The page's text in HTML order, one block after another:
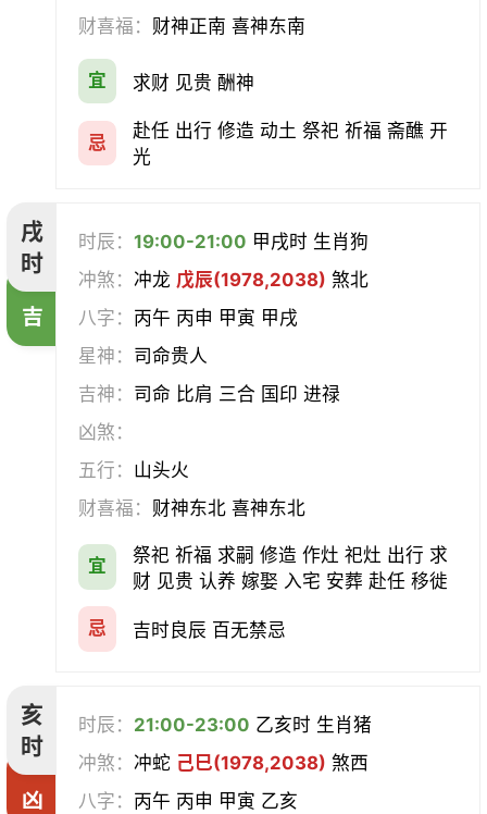
财喜福： 财神正南 喜神东南
宜 求财 见贵 酬神
忌
赴任 出行 修造 动土 祭祀 祈福 斋醮 开
光
戌
时
吉
时辰：19:00-21:00 甲戌时 生肖狗
冲煞：冲龙 戊辰(1978,2038) 煞北
八字： 丙午 丙申 甲寅 甲戌
星神： 司命贵人
吉神： 司命 比肩 三合 国印 进禄
凶煞：
五行： 山头火
财喜福： 财神东北 喜神东北
宜
祭祀 祈福 求嗣 修造 作灶 祀灶 出行 求
财 见贵 认养 嫁娶 入宅 安葬 赴任 移徙
忌 吉时良辰 百无禁忌
亥
时
凶
时辰： 21:00-23:00 乙亥时 生肖猪
冲煞：冲蛇 己巳(1978,2038) 煞西
八字： 丙午 丙申 甲寅 乙亥